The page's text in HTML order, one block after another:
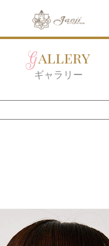
Gallery
ギャラリー